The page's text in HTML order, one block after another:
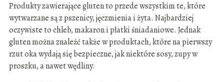
Produkty zawierające gluten to przede wszystkim te, które
wytwarzane są z pszenicy, jęczmienia i żyta. Najbardziej
oczywiste to chleb, makaron i płatki śniadaniowe. Jednak
gluten można znaleźć także w produktach, które na pierwszy
rzut oka wydają się bezpieczne, jak niektóre sosy, zupy w
proszku, a nawet wędliny.